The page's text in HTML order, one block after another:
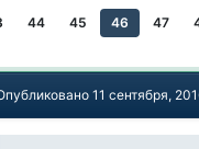
44 45 46 47
11 сентября,